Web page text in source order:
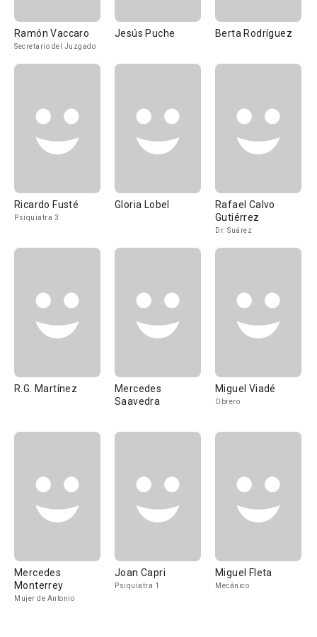
Ramón Vaccaro
Secretario del Juzgado
Jesús Puche Berta Rodríguez
Ricardo Fusté
Psiquiatra 3
Gloria Lobel
Rafael Calvo
Gutiérrez
Dr. Suárez
R.G. Martínez
Mercedes
Saavedra
Miguel Viadé
Obrero
Mercedes
Monterrey
Mujer de Antonio
Joan Capri
Psiquiatra 1
Miguel Fleta
Mecánico